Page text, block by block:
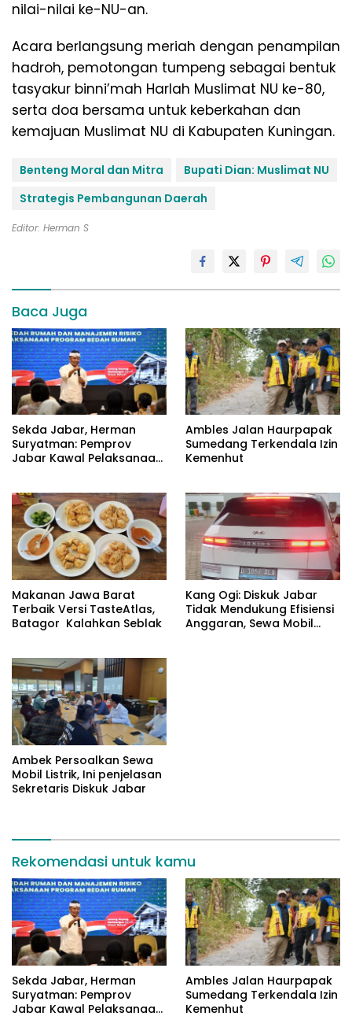
nilai-nilai ke-NU-an.
Acara berlangsung meriah dengan penampilan
hadroh, pemotongan tumpeng sebagai bentuk
tasyakur binni’mah Harlah Muslimat NU ke-80,
serta doa bersama untuk keberkahan dan
kemajuan Muslimat NU di Kabupaten Kuningan.
Benteng Moral dan Mitra
Bupati Dian: Muslimat NU
Strategis Pembangunan Daerah
Editor: Herman S
Baca Juga
Sekda Jabar, Herman
Suryatman: Pemprov
Jabar Kawal Pelaksanaan
Ambles Jalan Haurpapak
Sumedang Terkendala Izin
Kemenhut
Makanan Jawa Barat
Terbaik Versi TasteAtlas,
Batagor Kalahkan Seblak
Kang Ogi: Diskuk Jabar
Tidak Mendukung Efisiensi
Anggaran, Sewa Mobil
Ambek Persoalkan Sewa
Mobil Listrik, Ini penjelasan
Sekretaris Diskuk Jabar
Rekomendasi untuk kamu
Sekda Jabar, Herman
Suryatman: Pemprov
Jabar Kawal Pelaksanaan
Ambles Jalan Haurpapak
Sumedang Terkendala Izin
Kemenhut